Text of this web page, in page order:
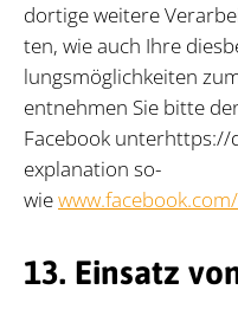
dor­ti­ge wei­te­re
ten, wie auch Ihre
lungs­mög­lich­kei­ten
ent­neh­men Sie bit­te
Face­book un­terhttps://​
ex­pla­na­ti­on so­
wie
13. Einsatz